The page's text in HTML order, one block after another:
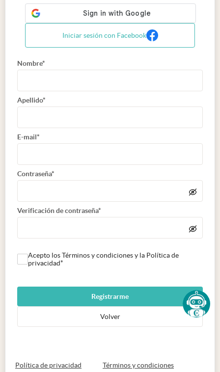
Iniciar sesión con Facebook
Nombre*
Apellido*
E-mail*
Contraseña*
Verificación de contraseña*
Acepto los Términos y condiciones y la Política de
privacidad*
Registrarme
Volver
Política de privacidad abre en nueva pestaña
Términos y condicionesabre en nueva